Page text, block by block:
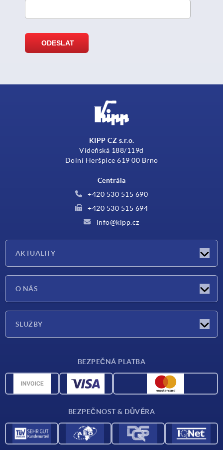
KIPP CZ s.r.o.
Vídeňská 188/119d
Dolní Heršpice 619 00 Brno
Centrála
+420 530 515 690
+420 530 515 694
info@kipp.cz
AKTUALITY
O NÁS
SLUŽBY
CAD data
BEZPEČNÁ PLATBA
BEZPEČNOST & DŮVĚRA